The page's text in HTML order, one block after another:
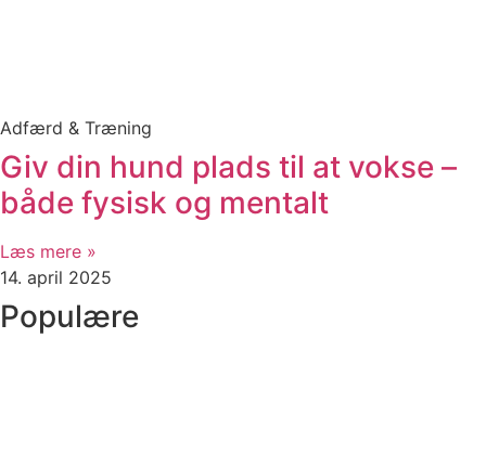
Adfærd & Træning
Giv din hund plads til at vokse –
både fysisk og mentalt
Læs mere »
14. april 2025
Populære